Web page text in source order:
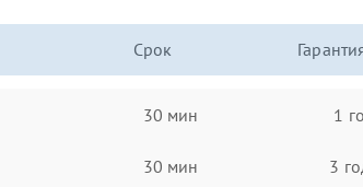
Срок
30 мин 1
30 мин 3